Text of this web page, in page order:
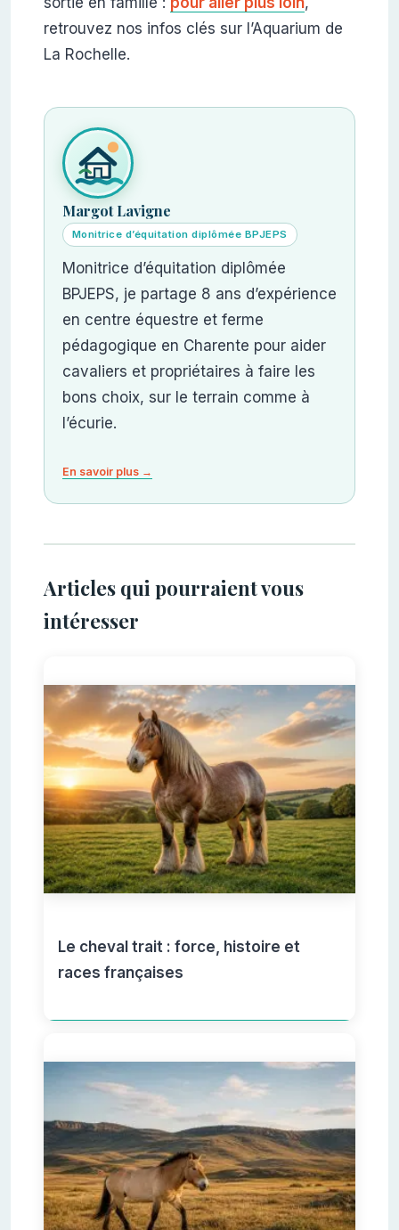
retrouvez nos infos clés sur l’Aquarium de
La Rochelle.
Margot Lavigne
Monitrice d’équitation diplômée BPJEPS
Monitrice d’équitation diplômée
BPJEPS, je partage 8 ans d’expérience
en centre équestre et ferme
pédagogique en Charente pour aider
cavaliers et propriétaires à faire les
bons choix, sur le terrain comme à
l’écurie.
En savoir plus →
Articles qui pourraient vous
intéresser
Le cheval trait : force, histoire et
races françaises